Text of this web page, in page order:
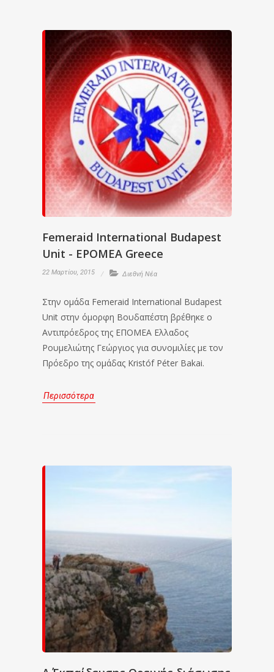
Femeraid International Budapest
Unit - EPOMEA Greece
22 Μαρτίου, 2015 Διεθνή Νέα
Στην ομάδα Femeraid International Budapest
Unit στην όμορφη Βουδαπέστη βρέθηκε ο
Αντιπρόεδρος της ΕΠΟΜΕΑ Ελλαδος
Ρουμελιώτης Γεώργιος για συνομιλίες με τον
Πρόεδρο της ομάδας Kristóf Péter Bakai.
Περισσότερα